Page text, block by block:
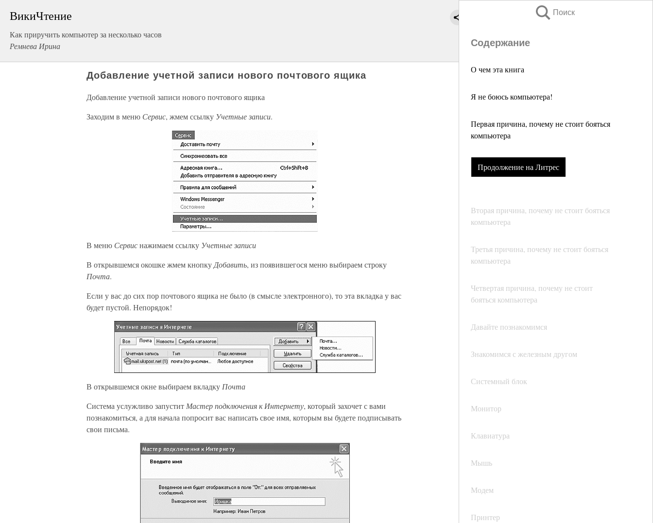
ВикиЧтение
Как приручить компьютер за несколько часов
Ремнева Ирина
Поиск
Содержание
О чем эта книга
Я не боюсь компьютера!
Первая причина, почему не стоит бояться
компьютера
Продолжение на Литрес
Вторая причина, почему не стоит бояться
компьютера
Третья причина, почему не стоит бояться
компьютера
Четвертая причина, почему не стоит
бояться компьютера
Давайте познакомимся
Знакомимся с железным другом
Системный блок
Монитор
Клавиатура
Мышь
Модем
Принтер
Добавление учетной записи нового почтового ящика
Добавление учетной записи нового почтового ящика
Заходим в меню Сервис, жмем ссылку Учетные записи.
В меню Сервиснажимаем ссылку Учетные записи
В открывшемся окошке жмем кнопку Добавить, из появившегося меню выбираем строку
Почта.
Если у вас до сих пор почтового ящика не было (в смысле электронного), то эта вкладка у вас
будет пустой. Непорядок!
В открывшемся окне выбираем вкладку Почта
Система услужливо запустит Мастер подключения к Интернету, который захочет с вами
познакомиться, а для начала попросит вас написать свое имя, которым вы будете подписывать
свои письма.